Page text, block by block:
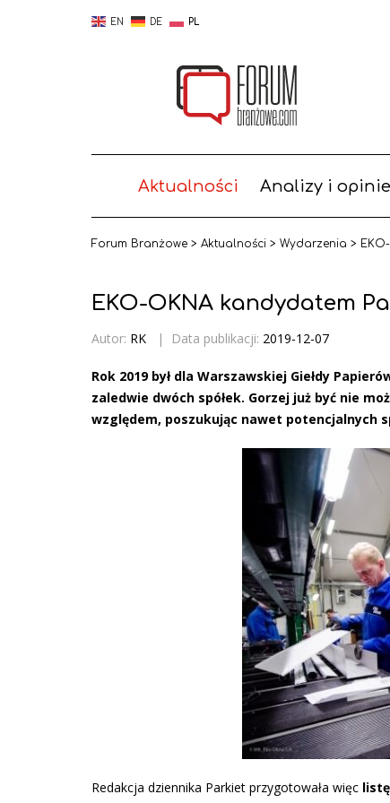
EN DE PL
Aktualności Analizy i opinie
Forum Branżowe > Aktualności > Wydarzenia >
EKO-OKNA kandydatem
Autor: RK | Data publikacji: 2019-12-07
Rok 2019 był dla Warszawskiej Giełdy
zaledwie dwóch spółek. Gorzej już być nie
względem, poszukując nawet potencjalnych
Redakcja dziennika Parkiet przygotowała więc